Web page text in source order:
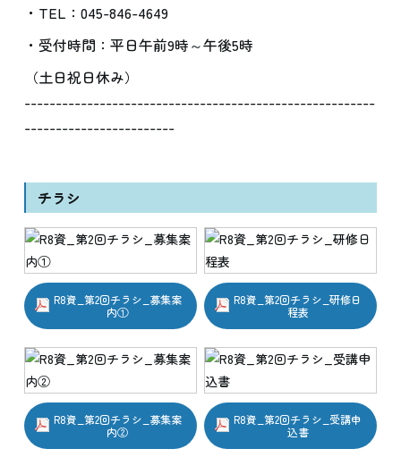
・TEL：045-846-4649
・受付時間：平日午前9時～午後5時
（土日祝日休み）
--------------------------------------------------------
------------------------
チラシ
R8資_第2回チラシ_募集案
内①
R8資_第2回チラシ_研修日
程表
R8資_第2回チラシ_募集案
内②
R8資_第2回チラシ_受講申
込書